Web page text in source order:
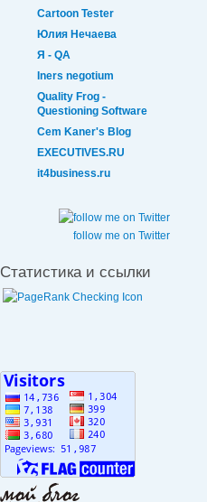
Cartoon Tester
Юлия Нечаева
Я - QA
Iners negotium
Quality Frog -
Questioning Software
Cem Kaner's Blog
EXECUTIVES.RU
it4business.ru
follow me on Twitter
Статистика и ссылки